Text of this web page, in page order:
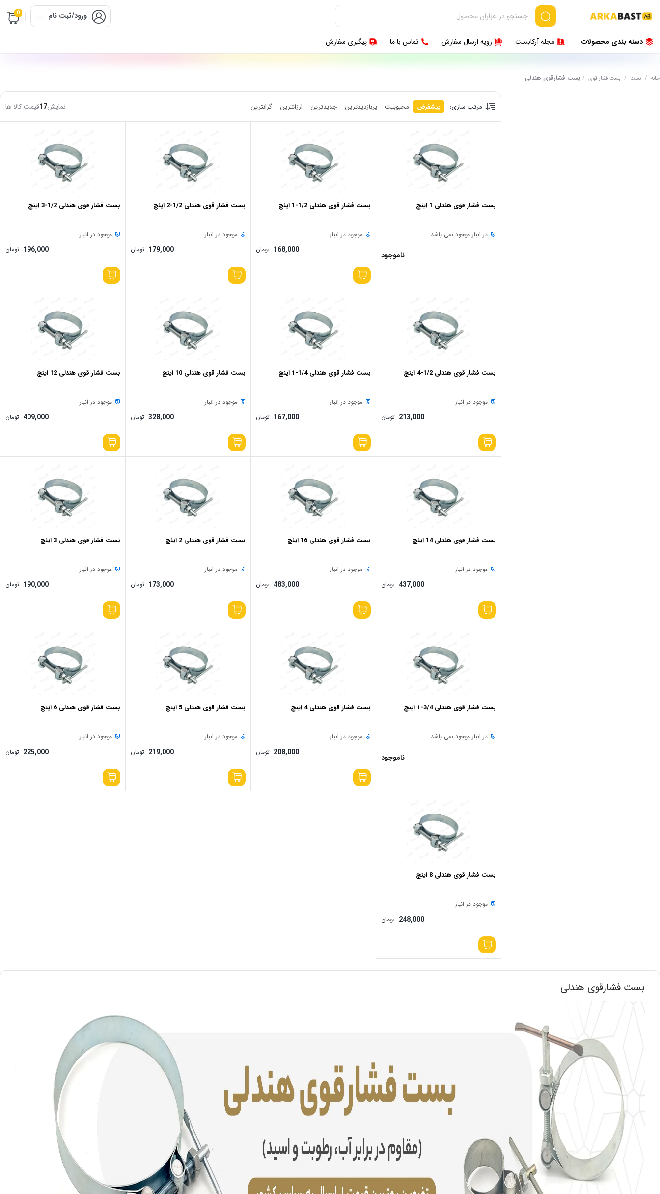
ورود/ثبت نام 0
دسته بندی محصولات مجله آرکابست رویه ارسال سفارش تماس با ما پیگیری سفارش
خانه / بست / بست فشار قوی / بست فشارقوی هندلی
مرتب سازی: پیشفرض محبوبیت پربازدیدترین جدیدترین ارزانترین گرانترین نمایش17قیمت کالا ها
بست فشار قوی هندلی 1 اینچ
در انبار موجود نمی باشد
ناموجود
بست فشار قوی هندلی 1/2-1 اینچ
موجود در انبار
168,000 تومان
بست فشار قوی هندلی 1/2-2 اینچ
موجود در انبار
179,000 تومان
بست فشار قوی هندلی 1/2-3 اینچ
موجود در انبار
196,000 تومان
بست فشار قوی هندلی 1/2-4 اینچ
موجود در انبار
213,000 تومان
بست فشار قوی هندلی 1/4-1 اینچ
موجود در انبار
167,000 تومان
بست فشار قوی هندلی 10 اینچ
موجود در انبار
328,000 تومان
بست فشار قوی هندلی 12 اینچ
موجود در انبار
409,000 تومان
بست فشار قوی هندلی 14 اینچ
موجود در انبار
437,000 تومان
بست فشار قوی هندلی 16 اینچ
موجود در انبار
483,000 تومان
بست فشار قوی هندلی 2 اینچ
موجود در انبار
173,000 تومان
بست فشار قوی هندلی 3 اینچ
موجود در انبار
190,000 تومان
بست فشار قوی هندلی 3/4-1 اینچ
در انبار موجود نمی باشد
ناموجود
بست فشار قوی هندلی 4 اینچ
موجود در انبار
208,000 تومان
بست فشار قوی هندلی 5 اینچ
موجود در انبار
219,000 تومان
بست فشار قوی هندلی 6 اینچ
موجود در انبار
225,000 تومان
بست فشار قوی هندلی 8 اینچ
موجود در انبار
248,000 تومان
بست فشارقوی هندلی